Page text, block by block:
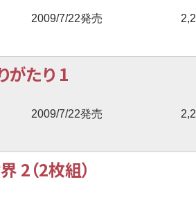
2009/7/22発売
たり 1
2009/7/22発売
2（2枚組）